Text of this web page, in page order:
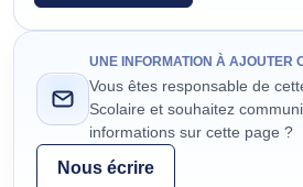
UNE INFORMATION À AJOUTER
Vous êtes responsable de
Scolaire et souhaitez
informations sur cette page ?
Nous écrire